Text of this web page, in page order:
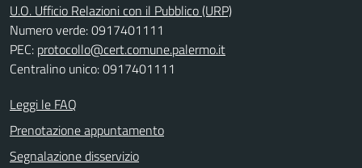
U.O. Ufficio Relazioni con il Pubblico (URP)
Numero verde: 0917401111
PEC: protocollo@cert.comune.palermo.it
Centralino unico: 0917401111
Leggi le FAQ
Prenotazione appuntamento
Segnalazione disservizio